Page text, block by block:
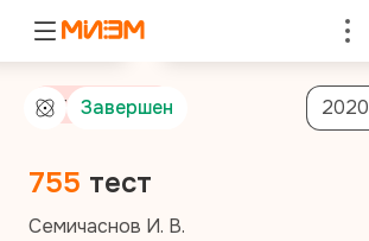
Завершен
От компании
755 тест
Семичаснов И. В.